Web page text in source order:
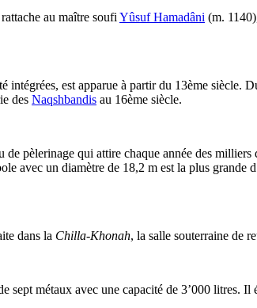
au maître soufi Yûsuf Hamadâni (m.
est apparue à partir du 13ème
des Naqshbandis au 16ème siècle.
pèlerinage qui attire chaque année des
avec un diamètre de 18,2 m est la plus
dans la Chilla-Khonah, la salle souterraine de
sept métaux avec une capacité de 3’000 litres.